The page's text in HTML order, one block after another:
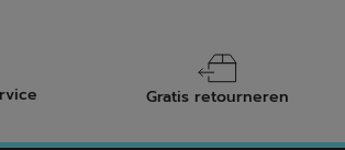
Gratis retourneren